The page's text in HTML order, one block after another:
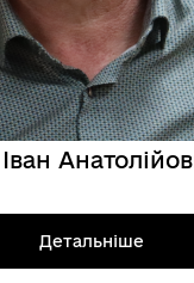
Детальніше